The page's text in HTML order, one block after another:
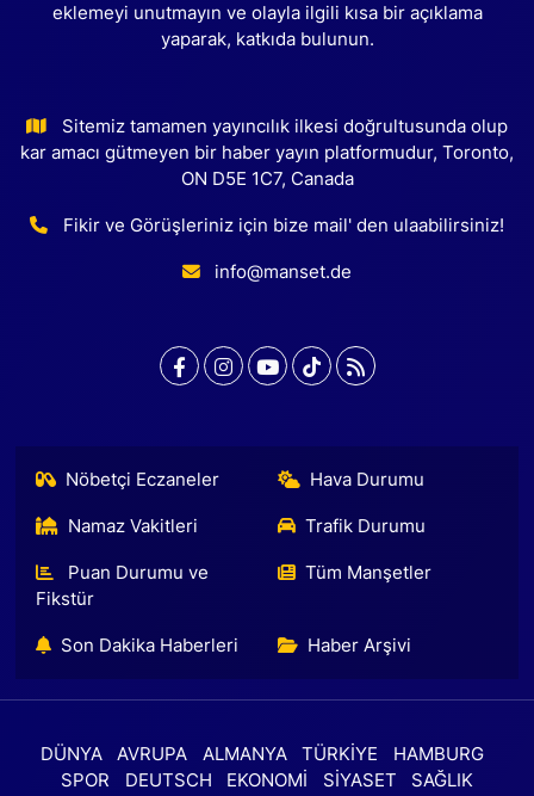
eklemeyi unutmayın ve olayla ilgili kısa bir açıklama
yaparak, katkıda bulunun.
Sitemiz tamamen yayıncılık ilkesi doğrultusunda olup
kar amacı gütmeyen bir haber yayın platformudur, Toronto,
ON D5E 1C7, Canada
Fikir ve Görüşleriniz için bize mail' den ulaabilirsiniz!
info@manset.de
Nöbetçi Eczaneler Hava Durumu
Namaz Vakitleri Trafik Durumu
Puan Durumu ve
Fikstür
Tüm Manşetler
Son Dakika Haberleri Haber Arşivi
DÜNYA AVRUPA ALMANYA TÜRKİYE
HAMBURG
SPOR
DEUTSCH EKONOMİ SİYASET SAĞLIK